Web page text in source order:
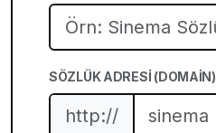
SÖZLÜK ADRESI (DOMAIN)
http://